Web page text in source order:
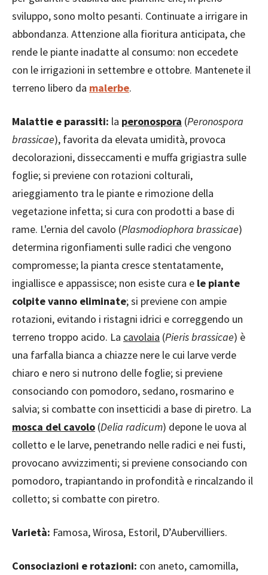
sviluppo, sono molto pesanti. Continuate a irrigare in
abbondanza. Attenzione alla fioritura anticipata, che
rende le piante inadatte al consumo: non eccedete
con le irrigazioni in settembre e ottobre. Mantenete il
terreno libero da malerbe.
Malattie e parassiti: la peronospora (Peronospora
brassicae), favorita da elevata umidità, provoca
decolorazioni, disseccamenti e muffa grigiastra sulle
foglie; si previene con rotazioni colturali,
arieggiamento tra le piante e rimozione della
vegetazione infetta; si cura con prodotti a base di
rame. L'ernia del cavolo (Plasmodiophora brassicae)
determina rigonfiamenti sulle radici che vengono
compromesse; la pianta cresce stentatamente,
ingiallisce e appassisce; non esiste cura e le piante
colpite vanno eliminate; si previene con ampie
rotazioni, evitando i ristagni idrici e correggendo un
terreno troppo acido. La cavolaia (Pieris brassicae) è
una farfalla bianca a chiazze nere le cui larve verde
chiaro e nero si nutrono delle foglie; si previene
consociando con pomodoro, sedano, rosmarino e
salvia; si combatte con insetticidi a base di piretro. La
mosca del cavolo (Delia radicum) depone le uova al
colletto e le larve, penetrando nelle radici e nei fusti,
provocano avvizzimenti; si previene consociando con
pomodoro, trapiantando in profondità e rincalzando il
colletto; si combatte con piretro.
Varietà: Famosa, Wirosa, Estoril, D’Aubervilliers.
Consociazioni e rotazioni: con aneto, camomilla,